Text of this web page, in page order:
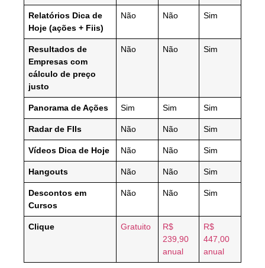
Relatórios Dica de
Hoje (ações + Fiis)
Não Não Sim
Resultados de
Empresas com
cálculo de preço
justo
Não Não Sim
Panorama de Ações Sim Sim Sim
Radar de FIIs Não Não Sim
Vídeos Dica de Hoje Não Não Sim
Hangouts Não Não Sim
Descontos em
Cursos
Não Não Sim
Clique Gratuito
R$
239,90
anual
R$
447,00
anual